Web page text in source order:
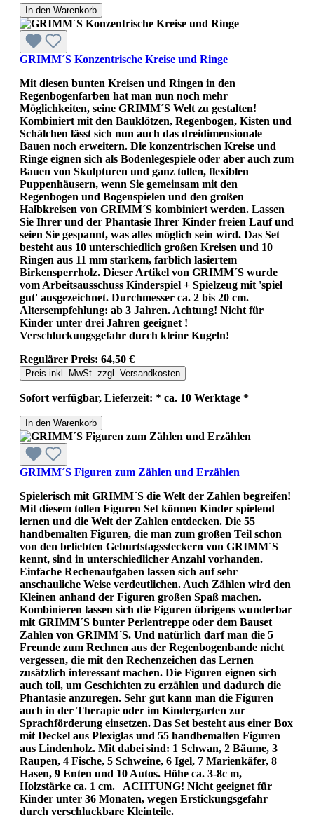
In den Warenkorb
GRIMM´S Konzentrische Kreise und Ringe
Mit diesen bunten Kreisen und Ringen in den
Regenbogenfarben hat man nun noch mehr
Möglichkeiten, seine GRIMM´S Welt zu gestalten!
Kombiniert mit den Bauklötzen, Regenbogen, Kisten und
Schälchen lässt sich nun auch das dreidimensionale
Bauen noch erweitern. Die konzentrischen Kreise und
Ringe eignen sich als Bodenlegespiele oder aber auch zum
Bauen von Skulpturen und ganz tollen, flexiblen
Puppenhäusern, wenn Sie gemeinsam mit den
Regenbogen und Bogenspielen und den großen
Halbkreisen von GRIMM´S kombiniert werden. Lassen
Sie Ihrer und der Phantasie Ihrer Kinder freien Lauf und
seien Sie gespannt, was alles möglich sein wird. Das Set
besteht aus 10 unterschiedlich großen Kreisen und 10
Ringen aus 11 mm starkem, farblich lasiertem
Birkensperrholz. Dieser Artikel von GRIMM´S wurde
vom Arbeitsausschuss Kinderspiel + Spielzeug mit 'spiel
gut' ausgezeichnet. Durchmesser ca. 2 bis 20 cm.
Altersempfehlung: ab 3 Jahren. Achtung! Nicht für
Kinder unter drei Jahren geeignet !
Verschluckungsgefahr durch kleine Kugeln!
Regulärer Preis: 64,50 €
Preis inkl. MwSt. zzgl. Versandkosten
Sofort verfügbar, Lieferzeit: * ca. 10 Werktage *
In den Warenkorb
GRIMM´S Figuren zum Zählen und Erzählen
Spielerisch mit GRIMM´S die Welt der Zahlen begreifen!
Mit diesem tollen Figuren Set können Kinder spielend
lernen und die Welt der Zahlen entdecken. Die 55
handbemalten Figuren, die man zum großen Teil schon
von den beliebten Geburtstagssteckern von GRIMM´S
kennt, sind in unterschiedlicher Anzahl vorhanden.
Einfache Rechenaufgaben lassen sich auf sehr
anschauliche Weise verdeutlichen. Auch Zählen wird den
Kleinen anhand der Figuren großen Spaß machen.
Kombinieren lassen sich die Figuren übrigens wunderbar
mit GRIMM´S bunter Perlentreppe oder dem Bauset
Zahlen von GRIMM´S. Und natürlich darf man die 5
Freunde zum Rechnen aus der Regenbogenbande nicht
vergessen, die mit den Rechenzeichen das Lernen
zusätzlich interessant machen. Die Figuren eignen sich
auch toll, um Geschichten zu erzählen und dadurch die
Phantasie anzuregen. Sehr gut kann man die Figuren
auch in der Therapie oder im Kindergarten zur
Sprachförderung einsetzen. Das Set besteht aus einer Box
mit Deckel aus Plexiglas und 55 handbemalten Figuren
aus Lindenholz. Mit dabei sind: 1 Schwan, 2 Bäume, 3
Raupen, 4 Fische, 5 Schweine, 6 Igel, 7 Marienkäfer, 8
Hasen, 9 Enten und 10 Autos. Höhe ca. 3-8c m,
Holzstärke ca. 1 cm. ACHTUNG! Nicht geeignet für
Kinder unter 36 Monaten, wegen Erstickungsgefahr
durch verschluckbare Kleinteile.